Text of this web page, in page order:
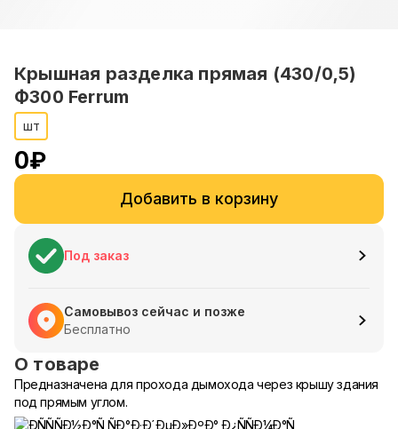
Крышная разделка прямая (430/0,5)
Ф300 Ferrum
шт
0₽
Добавить в корзину
Под заказ
Самовывоз сейчас и позже
Бесплатно
О товаре
Предназначена для прохода дымохода через крышу здания
под прямым углом.